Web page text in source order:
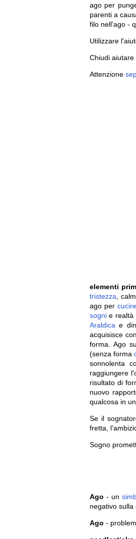
ago per
parenti a
filo nell'ago -
Utilizzare
Chiudi aiutare
Attenzione
elementi
tristezza ,
ago percucire
sognie realtà
Araldica e
acquisisce
forma. Ago
(senza forma
sonnolenta
raggiungere
risultato di
nuovo
qualcosa in
Se il
fretta,
Sogno
Ago - un
negativo
Ago -